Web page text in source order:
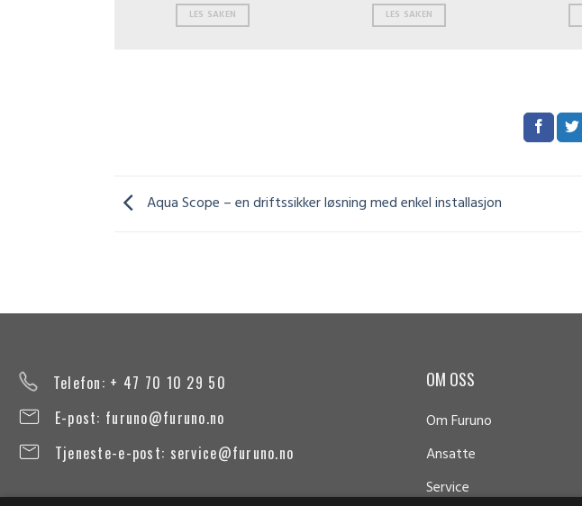
LES SAKEN LES SAKEN
Aqua Scope – en driftssikker løsning med enkel installasjon
Telefon: + 47 70 10 29 50
E-post: furuno@furuno.no
Tjeneste-e-post: service@furuno.no
OM OSS
Om Furuno
Ansatte
Service